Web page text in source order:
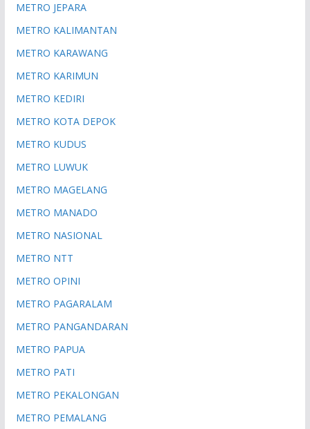
METRO JEPARA
METRO KALIMANTAN
METRO KARAWANG
METRO KARIMUN
METRO KEDIRI
METRO KOTA DEPOK
METRO KUDUS
METRO LUWUK
METRO MAGELANG
METRO MANADO
METRO NASIONAL
METRO NTT
METRO OPINI
METRO PAGARALAM
METRO PANGANDARAN
METRO PAPUA
METRO PATI
METRO PEKALONGAN
METRO PEMALANG